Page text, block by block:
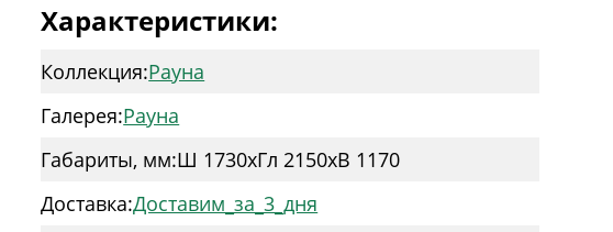
Характеристики:
Коллекция:Рауна
Галерея:Рауна
Габариты, мм:Ш 1730xГл 2150xВ 1170
Доставка:Доставим_за_3_дня